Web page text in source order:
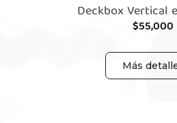
Deckbox Vertical
$55,000
Más